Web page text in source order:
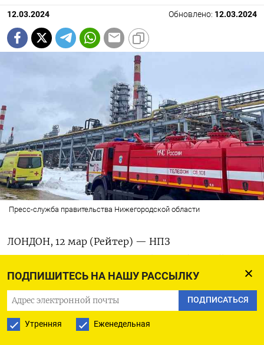
ПОДПИШИТЕСЬ НА НАШУ РАССЫЛКУ
ПОДПИСАТЬСЯ
Утренняя Еженедельная
12.03.2024 Обновлено: 12.03.2024
Пресс-служба правительства Нижегородской области
ЛОНДОН, 12 мар (Рейтер) — НПЗ
Нижегороднефтеоргсинтез (НОРСИ) Лукойла
во вторник остановил после пожара
крупнейшую первичную установку переработки
нефти АВТ-6, сообщили три источника
в отрасли.